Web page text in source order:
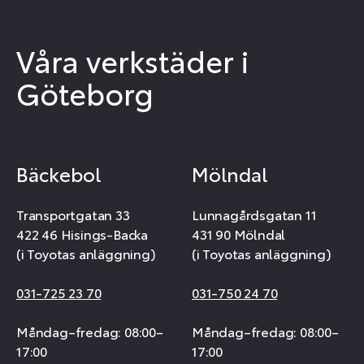
Våra verkstäder i
Göteborg
Bäckebol
Transportgatan 33
422 46 Hisings-Backa
(i Toyotas anläggning)
031-725 23 70
Måndag–fredag: 08:00–
17:00
Mölndal
Lunnagårdsgatan 11
431 90 Mölndal
(i Toyotas anläggning)
031-750 24 70
Måndag–fredag: 08:00–
17:00